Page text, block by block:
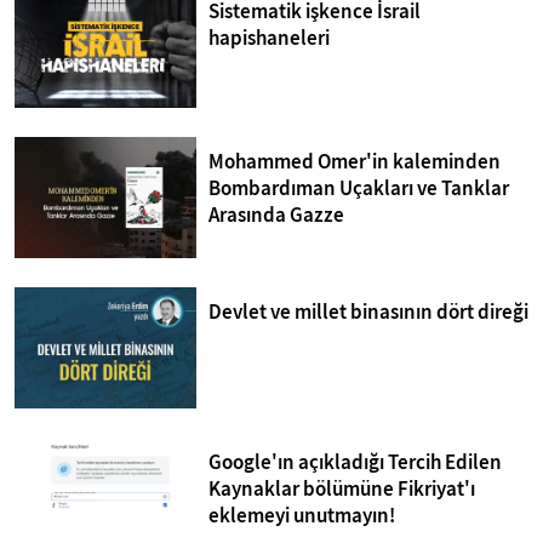
Sistematik işkence İsrail
hapishaneleri
Mohammed Omer'in kaleminden
Bombardıman Uçakları ve Tanklar
Arasında Gazze
Devlet ve millet binasının dört direği
Google'ın açıkladığı Tercih Edilen
Kaynaklar bölümüne Fikriyat'ı
eklemeyi unutmayın!